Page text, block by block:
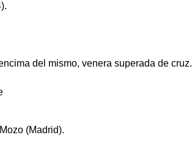
del mismo, venera superada de cruz.
(Madrid).